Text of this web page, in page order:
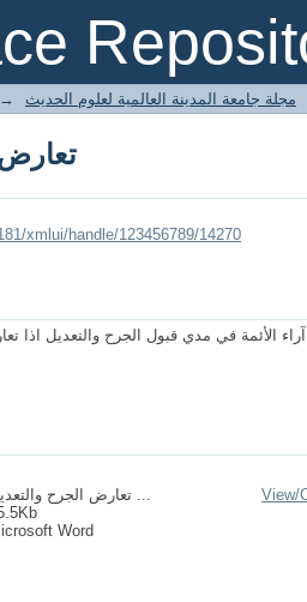
مجلة جامعة المدينة العالمية لعلوم الحديث →
تعارض
xmlui/handle/123456789/14270
الأئمة في مدي قبول الجرح والتعديل اذا
تعارض الجرح والتعديل ...
Word
View/